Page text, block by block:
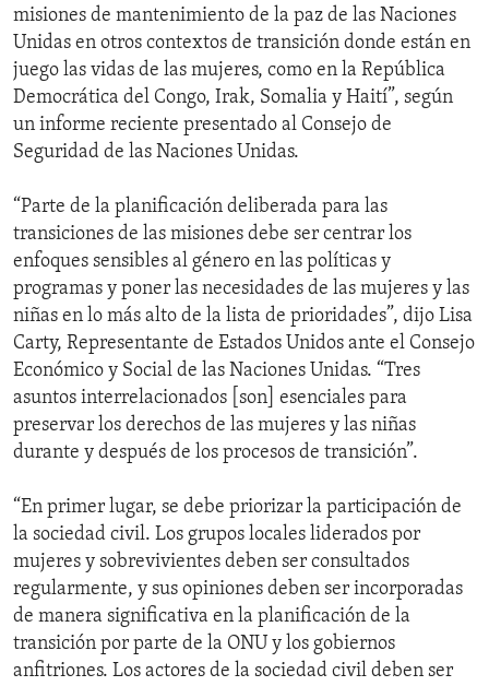
misiones de mantenimiento de la paz de las Naciones
Unidas en otros contextos de transición donde están en
juego las vidas de las mujeres, como en la República
Democrática del Congo, Irak, Somalia y Haití”, según
un informe reciente presentado al Consejo de
Seguridad de las Naciones Unidas.
“Parte de la planificación deliberada para las
transiciones de las misiones debe ser centrar los
enfoques sensibles al género en las políticas y
programas y poner las necesidades de las mujeres y las
niñas en lo más alto de la lista de prioridades”, dijo Lisa
Carty, Representante de Estados Unidos ante el Consejo
Económico y Social de las Naciones Unidas. “Tres
asuntos interrelacionados [son] esenciales para
preservar los derechos de las mujeres y las niñas
durante y después de los procesos de transición”.
“En primer lugar, se debe priorizar la participación de
la sociedad civil. Los grupos locales liderados por
mujeres y sobrevivientes deben ser consultados
regularmente, y sus opiniones deben ser incorporadas
de manera significativa en la planificación de la
transición por parte de la ONU y los gobiernos
anfitriones. Los actores de la sociedad civil deben ser